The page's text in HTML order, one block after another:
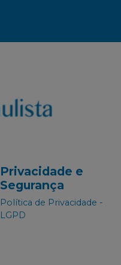
Privacidade e
Segurança
Política de Privacidade -
LGPD